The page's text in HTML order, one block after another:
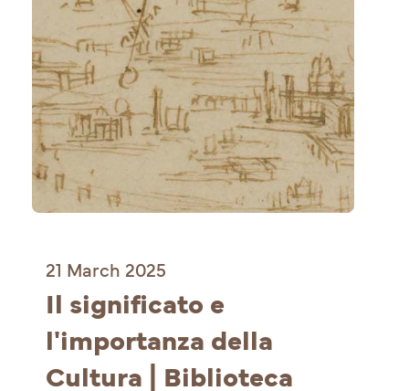
21 March 2025
Il significato e
l'importanza della
Cultura | Biblioteca